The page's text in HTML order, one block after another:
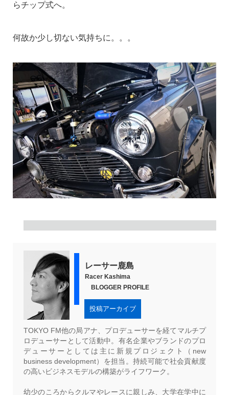
らチップ式へ。
何故か少し切ない気持ちに。。。
レーサー鹿島
Racer Kashima
BLOGGER PROFILE
投稿アーカイブ
TOKYO FM他の局アナ、プロデューサーを経てマルチプ
ロデューサーとして活動中。有名企業やブランドのプロ
デューサーとしては主に新規プロジェクト（new
business development）を担当。持続可能で社会貢献度
の高いビジネスモデルの構築がライフワーク。
幼少のころからクルマやレースに親しみ、大学在学中に